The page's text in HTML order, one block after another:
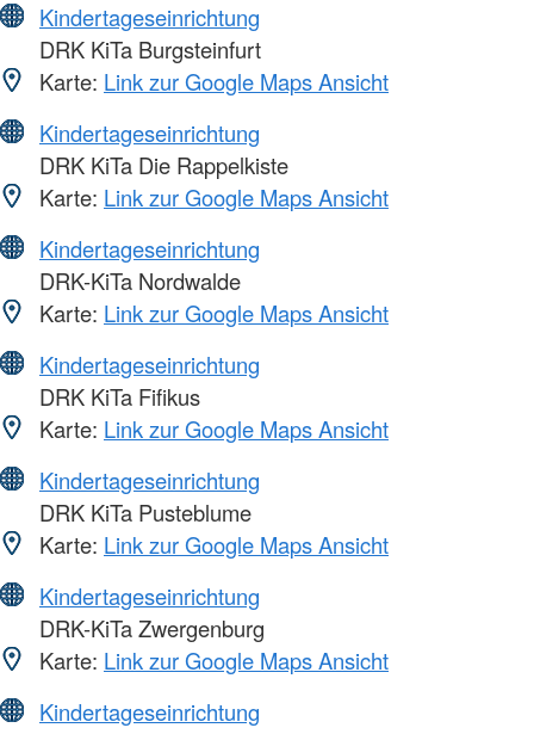
Kindertageseinrichtung
DRK KiTa Burgsteinfurt
Karte: Link zur Google Maps Ansicht
Kindertageseinrichtung
DRK KiTa Die Rappelkiste
Karte: Link zur Google Maps Ansicht
Kindertageseinrichtung
DRK-KiTa Nordwalde
Karte: Link zur Google Maps Ansicht
Kindertageseinrichtung
DRK KiTa Fifikus
Karte: Link zur Google Maps Ansicht
Kindertageseinrichtung
DRK KiTa Pusteblume
Karte: Link zur Google Maps Ansicht
Kindertageseinrichtung
DRK-KiTa Zwergenburg
Karte: Link zur Google Maps Ansicht
Kindertageseinrichtung